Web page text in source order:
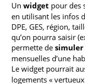
Un widget pour des
en utilisant les infos
DPE, GES, région,
qu’on pourra saisir
permette de simuler
mensuelles d’une
Le widget pourrait
logements «